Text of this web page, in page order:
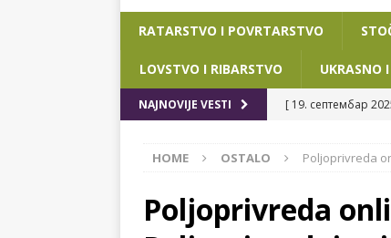
RATARSTVO I POVRTARSTVO
LOVSTVO I RIBARSTVO UKRASNO
NAJNOVIJE VESTI [ 19. септембар
[ 15. мај 2025. ]
[ 12. март 2025. ]
HOME OSTALO Poljoprivreda
Poljoprivreda